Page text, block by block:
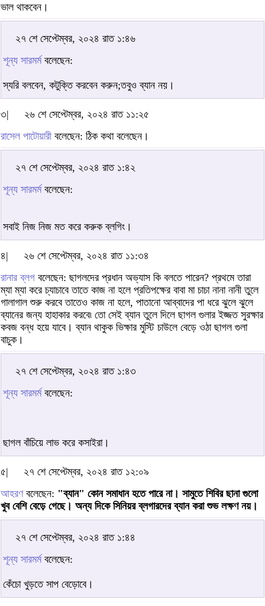
ভাল থাকবেন।
২৭ শে সেপ্টেম্বর, ২০২৪ রাত ১:৪৬
শূন্য সারমর্মবলেছেন:
স্যরি বলবেন, কটুক্তি করবেন করুন;তবুও ব্যান নয়।
৩|
২৬ শে সেপ্টেম্বর, ২০২৪ রাত ১১:২৫
রাসেল পাটোয়ারীবলেছেন: ঠিক কথা বলেছেন।
২৭ শে সেপ্টেম্বর, ২০২৪ রাত ১:৪২
শূন্য সারমর্মবলেছেন:
সবাই নিজ নিজ মত করে করুক ব্লগিং।
৪|
২৬ শে সেপ্টেম্বর, ২০২৪ রাত ১১:৩৪
রানার ব্লগ বলেছেন: ছাগলদের প্রধান অভ্যাস কি বলতে পারেন? প্রথমে তারা
ম্যা ম্যা করে চ্যাচাবে তাতে কাজ না হলে প্রতিপক্ষের বাবা মা চাচা নানা নানী তুলে
গালাগাল শুরু করবে তাতেও কাজ না হলে, পাতানো আব্বাদের পা ধরে ঝুলে ঝুলে
ব্যানের জন্য হাহাকার করবে৷ তো সেই ব্যান তুলে দিলে ছাগল গুলার ইজ্জত সুরক্ষার
কবজ বন্ধ হয়ে যাবে। ব্যান থাকুক ভিক্ষার মুস্টি চাউলে বেড়ে ওঠা ছাগল গুলা
বাচুক।
২৭ শে সেপ্টেম্বর, ২০২৪ রাত ১:৪৩
শূন্য সারমর্মবলেছেন:
ছাগল বাঁচিয়ে লাভ করে কসাইরা।
৫|
২৭ শে সেপ্টেম্বর, ২০২৪ রাত ১২:০৯
আহরণবলেছেন: "ব্যান" কোন সমাধান হতে পারে না। সামুতে শিবির ছানা গুলো
খুব বেশি বেড়ে গেছে। অন্য দিকে সিনিয়র ব্লগারদের ব্যান করা শুভ লক্ষণ নয়।
২৭ শে সেপ্টেম্বর, ২০২৪ রাত ১:৪৪
শূন্য সারমর্মবলেছেন:
কেঁচো খুড়তে সাপ বেড়োবে।